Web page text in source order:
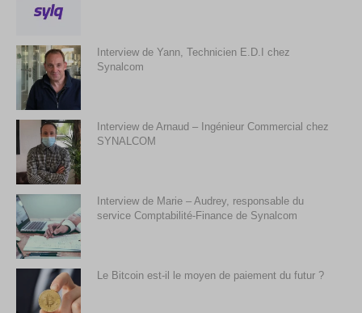
Interview de Yann, Technicien E.D.I chez
Synalcom
Interview de Arnaud – Ingénieur Commercial chez
SYNALCOM
Interview de Marie – Audrey, responsable du
service Comptabilité-Finance de Synalcom
Le Bitcoin est-il le moyen de paiement du futur ?